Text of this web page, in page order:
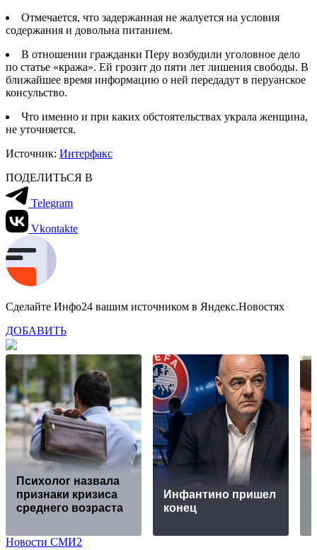
Отмечается, что задержанная не жалуется на условия
содержания и довольна питанием.
В отношении гражданки Перу возбудили уголовное дело
по статье «кража». Ей грозит до пяти лет лишения свободы. В
ближайшее время информацию о ней передадут в перуанское
консульство.
Что именно и при каких обстоятельствах украла женщина,
не уточняется.
Источник: Интерфакс
ПОДЕЛИТЬСЯ В
Telegram
Vkontakte
Сделайте Инфо24 вашим источником в Яндекс.Новостях
ДОБАВИТЬ
Психолог назвала
признаки кризиса
среднего возраста
Инфантино пришел
конец
Новости СМИ2